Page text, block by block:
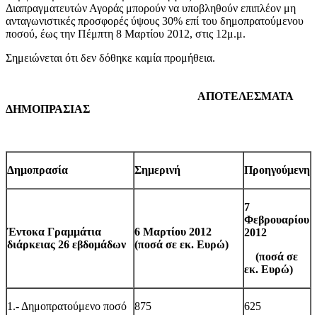
Διαπραγματευτών Αγοράς μπορούν να υποβληθούν επιπλέον μη
ανταγωνιστικές προσφορές ύψους 30% επί του δημοπρατούμενου
ποσού, έως την Πέμπτη 8 Μαρτίου 2012, στις 12μ.μ.
Σημειώνεται ότι δεν δόθηκε καμία προμήθεια.
ΑΠΟΤΕΛΕΣΜΑΤΑ
ΔΗΜΟΠΡΑΣΙΑΣ
Δημοπρασία Σημερινή Προηγούμενη
Έντοκα Γραμμάτια
διάρκειας 26 εβδομάδων
6 Μαρτίου 2012
(ποσά σε εκ. Ευρώ)
7
Φεβρουαρίου
2012
(ποσά σε
εκ. Ευρώ)
1.- Δημοπρατούμενο ποσό 875 625